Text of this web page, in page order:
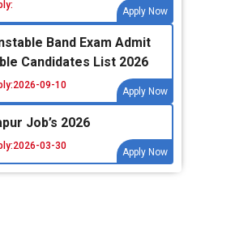
Apply Now
Band Exam Admit
Candidates List 2026
2026-09-10
Apply Now
Job’s 2026
2026-03-30
Apply Now